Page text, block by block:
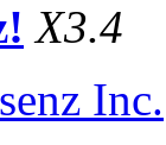
X3.4
Inc.